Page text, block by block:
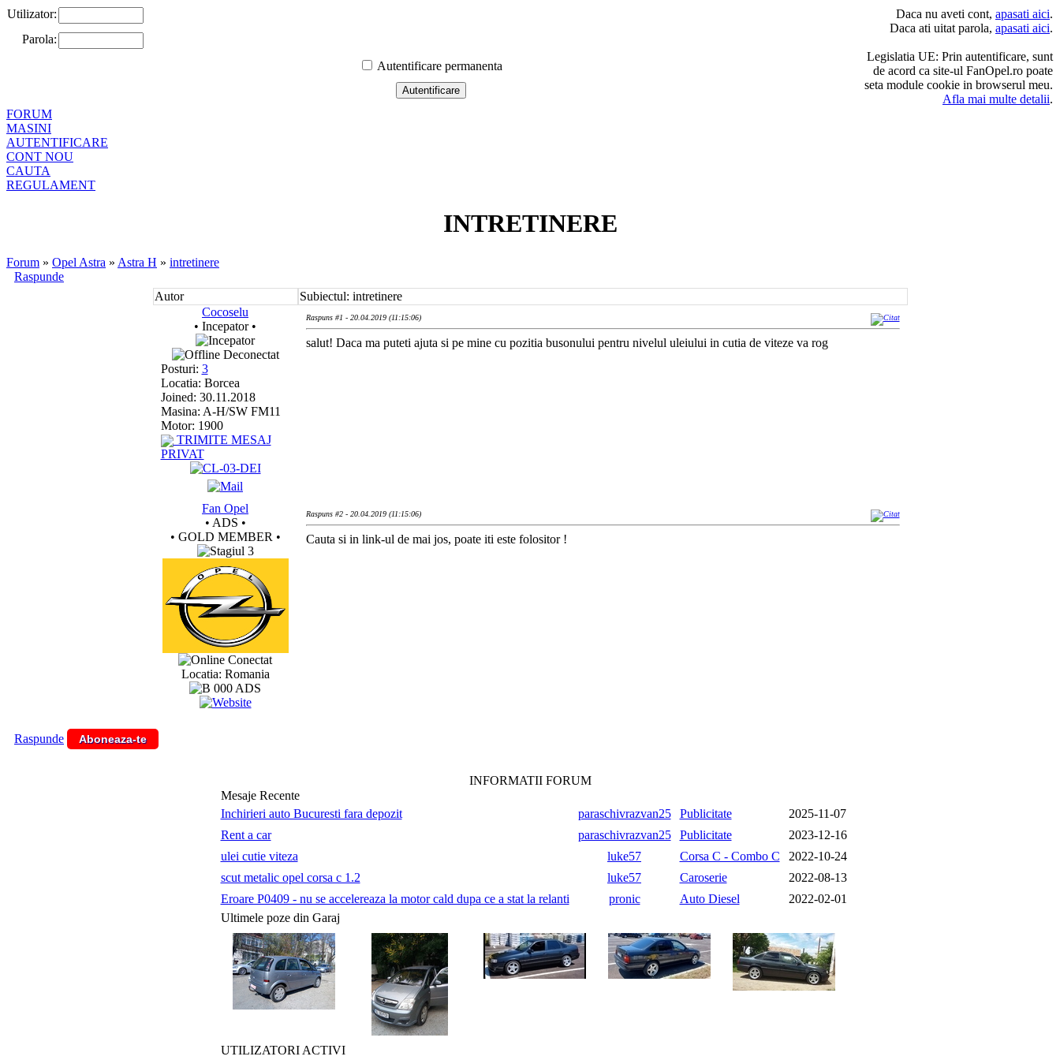
Utilizator: Daca nu aveti cont, apasati aici.
Daca ati uitat parola, apasati aici.
Legislatia UE: Prin autentificare, sunt
de acord ca site-ul FanOpel.ro poate
seta module cookie in browserul meu.
Afla mai multe detalii.
Parola:
Autentificare permanenta
FORUM
MASINI
AUTENTIFICARE
CONT NOU
CAUTA
REGULAMENT
INTRETINERE
Forum » Opel Astra » Astra H » intretinere
Raspunde
Autor
Subiectul: intretinere
Cocoselu
• Incepator •
Deconectat
Posturi: 3
Locatia: Borcea
Joined: 30.11.2018
Masina: A-H/SW FM11
Motor: 1900
TRIMITE MESAJ
PRIVAT
Raspuns #1 - 20.04.2019 (11:15:06)
salut! Daca ma puteti ajuta si pe mine cu pozitia busonului pentru nivelul uleiului in cutia de viteze va rog
Fan Opel
• ADS •
• GOLD MEMBER •
Conectat
Locatia: Romania
Raspuns #2 - 20.04.2019 (11:15:06)
Cauta si in link-ul de mai jos, poate iti este folositor !
Raspunde Aboneaza-te
INFORMATII FORUM
Mesaje Recente
Inchirieri auto Bucuresti fara depozit
paraschivrazvan25 Publicitate
2025-11-07
Rent a car
paraschivrazvan25 Publicitate
2023-12-16
ulei cutie viteza
luke57 Corsa C - Combo C
2022-10-24
scut metalic opel corsa c 1.2
luke57 Caroserie
2022-08-13
Eroare P0409 - nu se accelereaza la motor cald dupa ce a stat la relanti
pronic Auto Diesel
2022-02-01
Ultimele poze din Garaj
UTILIZATORI ACTIVI